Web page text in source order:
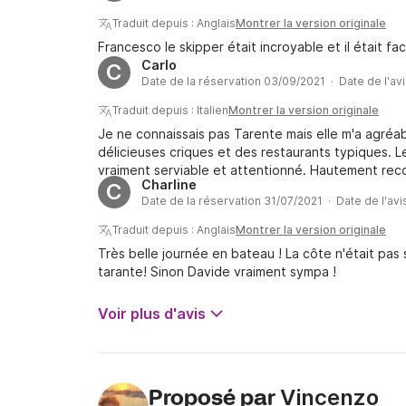
remettaient en question la légitimité de notre
arrêté et pourquoi. Et il était clair que le "skipper"
qu'il n'était pas non plus autorisé puisque les
erronés et on m'a dit verbalement de ne pas
skipper, mon mari a dû entrer à l'intérieur du
de signer une déclaration qui servira de preuve
négative aurait pu être un peu atténuée si
problème. Cependant, après l'avoir contacté à
illégale et non professionnelle et que nous
Il est censé être un super propriétaire, mais cela
contacté le Click&Boat pour obtenir de l'aide,
part non plus, nous sommes toujours à plus de
affaires et je vous recommande vivement de
Traduit depuis : AnglaisMontrer la version originale
Francesco le skipper était incroyable et il était
C Carlo
Date de la réservation 03/09/2021 · Date de
Traduit depuis : ItalienMontrer la version originale
Je ne connaissais pas Tarente mais elle m'a
délicieuses criques et des restaurants typiques.
vraiment serviable et attentionné. Hautement
C Charline
Date de la réservation 31/07/2021 · Date de
Traduit depuis : AnglaisMontrer la version originale
Très belle journée en bateau ! La côte n'était pas
tarante! Sinon Davide vraiment sympa !
Voir plus d'avis
Proposé parVincenzo